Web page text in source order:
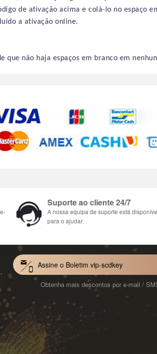
de ativação acima e colá-lo no espaço
a ativação online.
que não haja espaços em branco em
Suporte ao cliente 24/7
A nossa equipa de suporte está
para o ajudar.
Key Global
Assine o Boletim vip-scdkey
Obtenha mais descontos por e-mail /